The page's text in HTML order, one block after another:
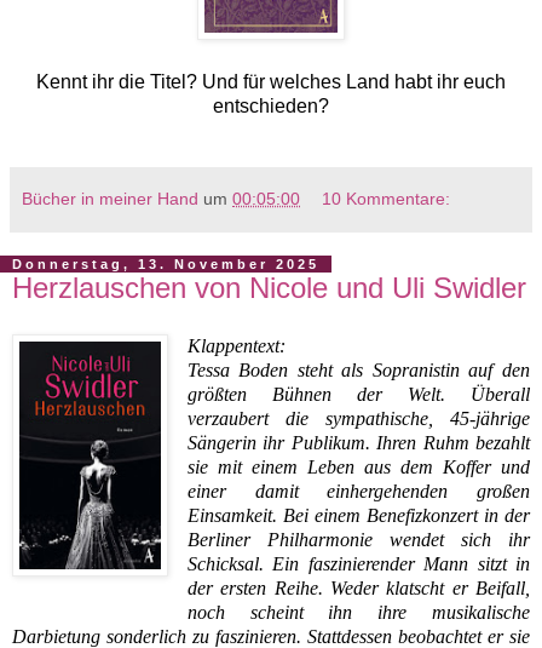
Kennt ihr die Titel? Und für welches Land habt ihr euch
entschieden?
Bücher in meiner Hand um 00:05:00 10 Kommentare:
Donnerstag, 13. November 2025
Herzlauschen von Nicole und Uli Swidler
Klappentext:
Tessa Boden steht als Sopranistin auf den
größten Bühnen der Welt. Überall
verzaubert die sympathische, 45-jährige
Sängerin ihr Publikum. Ihren Ruhm bezahlt
sie mit einem Leben aus dem Koffer und
einer damit einhergehenden großen
Einsamkeit. Bei einem Benefizkonzert in der
Berliner Philharmonie wendet sich ihr
Schicksal. Ein faszinierender Mann sitzt in
der ersten Reihe. Weder klatscht er Beifall,
noch scheint ihn ihre musikalische
Darbietung sonderlich zu faszinieren. Stattdessen beobachtet er sie